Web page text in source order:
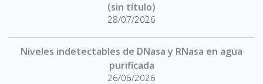
(sin título)
28/07/2026
Niveles indetectables de DNasa y RNasa en agua
purificada
26/06/2026